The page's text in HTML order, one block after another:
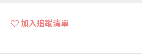
加入追蹤清單